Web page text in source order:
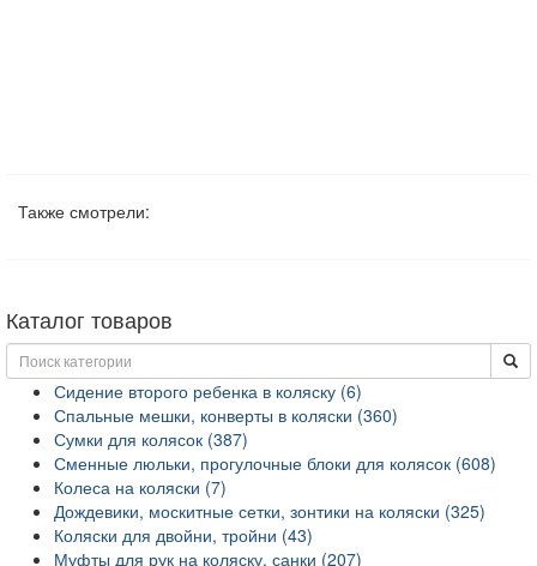
Также смотрели:
Каталог товаров
Сидение второго ребенка в коляску (6)
Спальные мешки, конверты в коляски (360)
Сумки для колясок (387)
Сменные люльки, прогулочные блоки для колясок (608)
Колеса на коляски (7)
Дождевики, москитные сетки, зонтики на коляски (325)
Коляски для двойни, тройни (43)
Муфты для рук на коляску, санки (207)